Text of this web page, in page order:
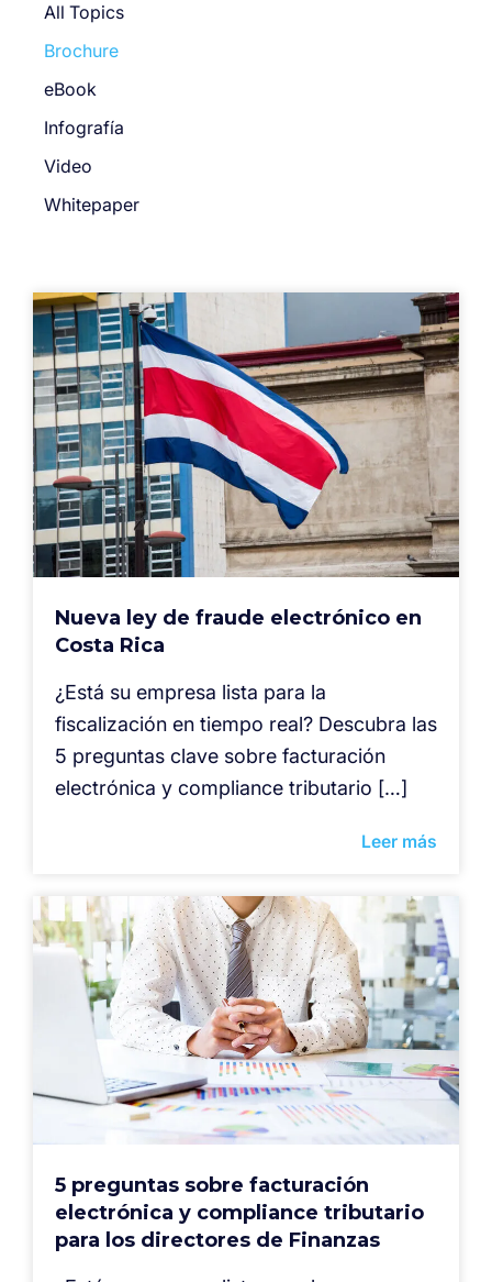
All Topics
Brochure
eBook
Infografía
Video
Whitepaper
Nueva ley de fraude electrónico en
Costa Rica
¿Está su empresa lista para la
fiscalización en tiempo real? Descubra las
5 preguntas clave sobre facturación
electrónica y compliance tributario […]
Leer más
5 preguntas sobre facturación
electrónica y compliance tributario
para los directores de Finanzas